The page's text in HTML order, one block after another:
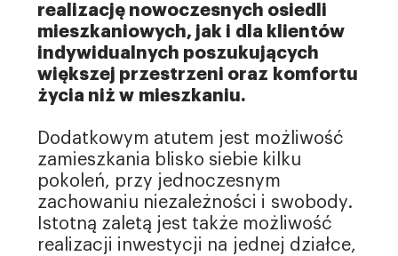
realizację nowoczesnych osiedli
mieszkaniowych, jak i dla klientów
indywidualnych poszukujących
większej przestrzeni oraz komfortu
życia niż w mieszkaniu.
Dodatkowym atutem jest możliwość
zamieszkania blisko siebie kilku
pokoleń, przy jednoczesnym
zachowaniu niezależności i swobody.
Istotną zaletą jest także możliwość
realizacji inwestycji na jednej działce,